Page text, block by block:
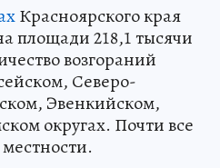
Красноярского края
площади 218,1 тысячи
возгораний
Северо-
Эвенкийском,
округах. Почти все